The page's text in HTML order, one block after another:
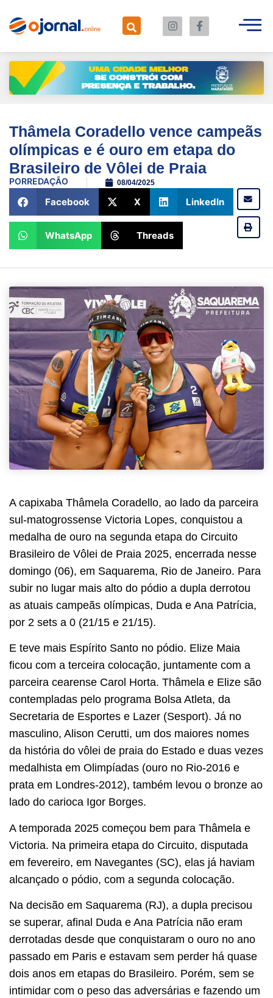
Thâmela Coradello vence campeãs
olímpicas e é ouro em etapa do
Brasileiro de Vôlei de Praia
PORREDAÇÃO 08/04/2025
Facebook X LinkedIn
WhatsApp Threads
A capixaba Thâmela Coradello, ao lado da parceira
sul-matogrossense Victoria Lopes, conquistou a
medalha de ouro na segunda etapa do Circuito
Brasileiro de Vôlei de Praia 2025, encerrada nesse
domingo (06), em Saquarema, Rio de Janeiro. Para
subir no lugar mais alto do pódio a dupla derrotou
as atuais campeãs olímpicas, Duda e Ana Patrícia,
por 2 sets a 0 (21/15 e 21/15).
E teve mais Espírito Santo no pódio. Elize Maia
ficou com a terceira colocação, juntamente com a
parceira cearense Carol Horta. Thâmela e Elize são
contempladas pelo programa Bolsa Atleta, da
Secretaria de Esportes e Lazer (Sesport). Já no
masculino, Alison Cerutti, um dos maiores nomes
da história do vôlei de praia do Estado e duas vezes
medalhista em Olimpíadas (ouro no Rio-2016 e
prata em Londres-2012), também levou o bronze ao
lado do carioca Igor Borges.
A temporada 2025 começou bem para Thâmela e
Victoria. Na primeira etapa do Circuito, disputada
em fevereiro, em Navegantes (SC), elas já haviam
alcançado o pódio, com a segunda colocação.
Na decisão em Saquarema (RJ), a dupla precisou
se superar, afinal Duda e Ana Patrícia não eram
derrotadas desde que conquistaram o ouro no ano
passado em Paris e estavam sem perder há quase
dois anos em etapas do Brasileiro. Porém, sem se
intimidar com o peso das adversárias e fazendo um